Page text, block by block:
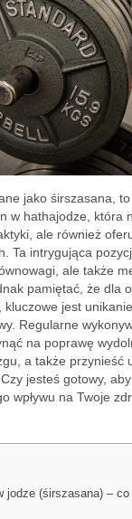
jako śirszasana,
w hathajodze, która
ale również
Ta intrygująca
ale także
pamiętać, że dla
kluczowe jest
Regularne
na poprawę
a także przynieść
jesteś gotowy,
wpływu na Twoje
jodze (śirszasana) – co